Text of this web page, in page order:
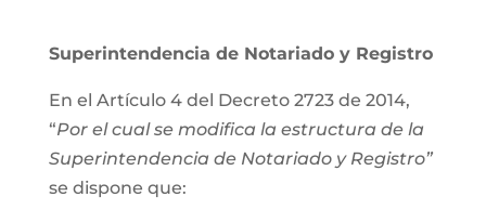
Superintendencia de Notariado y Registro
En el Artículo 4 del Decreto 2723 de 2014,
“Por el cual se modifica la estructura de la
Superintendencia de Notariado y Registro”
se dispone que: